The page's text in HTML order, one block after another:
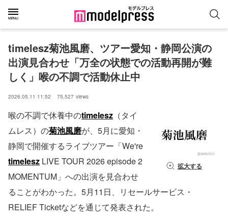
timelesz菊池風磨、ツアー愛知・静岡公演の
出演見合わせ「万全の状態での活動再開が難
しく」喉の不調で活動休止中
2026.05.11 11:52 75,527 views
拡大する
喉の不調で休養中のtimelesz （タイ
ムレス）の菊池風磨が、5月に愛知・
静岡で開催するライブツアー「We're
timelesz LIVE TOUR 2026 episode 2
MOMENTUM」への出演を見合わせ
ることがわかった。5月11日、リセールサービス・
RELIEF Ticketなどを通じて発表された。